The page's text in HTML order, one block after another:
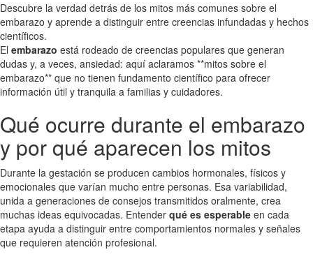
Descubre la verdad detrás de los mitos más comunes sobre el
embarazo y aprende a distinguir entre creencias infundadas y hechos
científicos.
El embarazo está rodeado de creencias populares que generan
dudas y, a veces, ansiedad: aquí aclaramos **mitos sobre el
embarazo** que no tienen fundamento científico para ofrecer
información útil y tranquila a familias y cuidadores.
Qué ocurre durante el embarazo
y por qué aparecen los mitos
Durante la gestación se producen cambios hormonales, físicos y
emocionales que varían mucho entre personas. Esa variabilidad,
unida a generaciones de consejos transmitidos oralmente, crea
muchas ideas equivocadas. Entender qué es esperable en cada
etapa ayuda a distinguir entre comportamientos normales y señales
que requieren atención profesional.